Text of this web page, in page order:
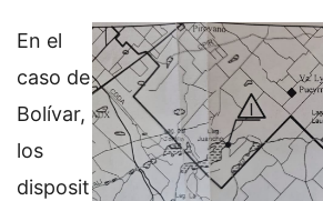
En el
caso de
Bolívar,
los
disposit